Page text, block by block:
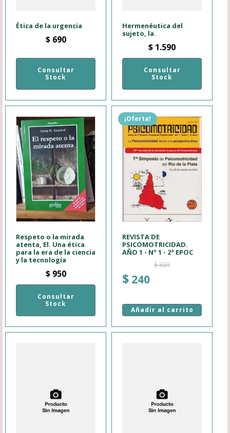
Ética de la urgencia
$690
Consultar
Stock
Hermenéutica del
sujeto, la.
$ 1.590
Consultar
Stock
Respeto o la mirada
atenta, El. Una ética
para la era de la ciencia
y la tecnología
$950
Consultar
Stock
¡Oferta!
REVISTA DE
PSICOMOTRICIDAD.
AÑO 1 - Nº 1 - 2ª EPOC
$320
El
precio
era:
$ 320.
$ 240
es:
$ 240.
Añadir al carrito